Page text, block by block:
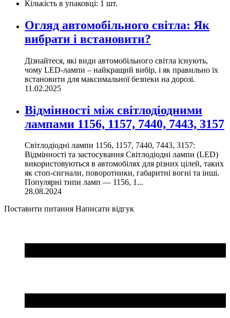
Кількість в упаковці: 1 шт.
Огляд автомобільного світла: Як
вибрати і встановити?
Дізнайтеся, які види автомобільного світла існують,
чому LED-лампи – найкращий вибір, і як правильно їх
встановити для максимальної безпеки на дорозі.
11.02.2025
Відмінності між світлодіодними
лампами 1156, 1157, 7440, 7443, 3157
Світлодіодні лампи 1156, 1157, 7440, 7443, 3157:
Відмінності та застосування Світлодіодні лампи (LED)
використовуються в автомобілях для різних цілей, таких
як стоп-сигнали, поворотники, габаритні вогні та інші.
Популярні типи ламп — 1156, 1...
28.08.2024
Поставити питання Написати відгук